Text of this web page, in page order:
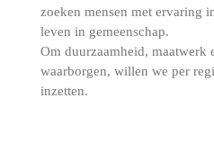
zoeken mensen met ervaring
leven in gemeenschap.
Om duurzaamheid, maatwerk
waarborgen, willen we per
inzetten.